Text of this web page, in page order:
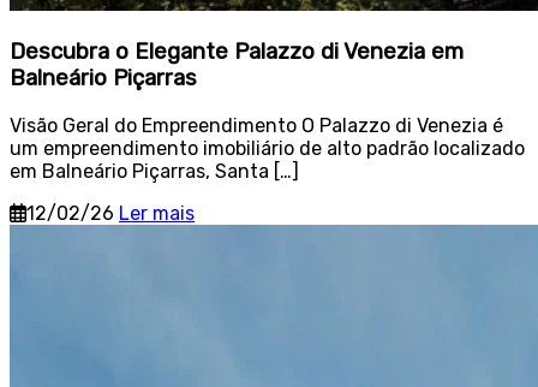
Descubra o Elegante Palazzo di Venezia em
Balneário Piçarras
Visão Geral do Empreendimento O Palazzo di Venezia é
um empreendimento imobiliário de alto padrão localizado
em Balneário Piçarras, Santa […]
12/02/26 Ler mais